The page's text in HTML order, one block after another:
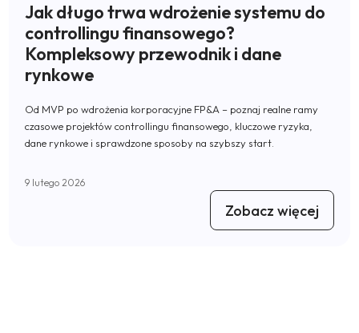
Jak długo trwa wdrożenie systemu do
controllingu finansowego?
Kompleksowy przewodnik i dane
rynkowe
Od MVP po wdrożenia korporacyjne FP&A – poznaj realne ramy
czasowe projektów controllingu finansowego, kluczowe ryzyka,
dane rynkowe i sprawdzone sposoby na szybszy start.
9 lutego 2026
Zobacz więcej